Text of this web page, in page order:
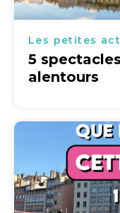
Les petites
5
alentours